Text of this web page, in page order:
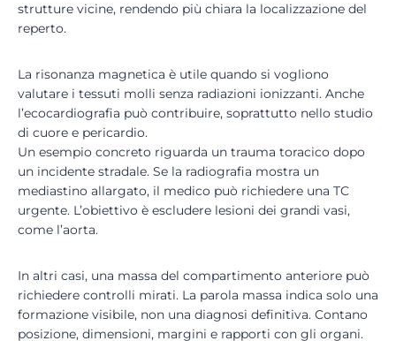
strutture vicine, rendendo più chiara la localizzazione del
reperto.
La risonanza magnetica è utile quando si vogliono
valutare i tessuti molli senza radiazioni ionizzanti. Anche
l’ecocardiografia può contribuire, soprattutto nello studio
di cuore e pericardio.
Un esempio concreto riguarda un trauma toracico dopo
un incidente stradale. Se la radiografia mostra un
mediastino allargato, il medico può richiedere una TC
urgente. L’obiettivo è escludere lesioni dei grandi vasi,
come l’aorta.
In altri casi, una massa del compartimento anteriore può
richiedere controlli mirati. La parola massa indica solo una
formazione visibile, non una diagnosi definitiva. Contano
posizione, dimensioni, margini e rapporti con gli organi.